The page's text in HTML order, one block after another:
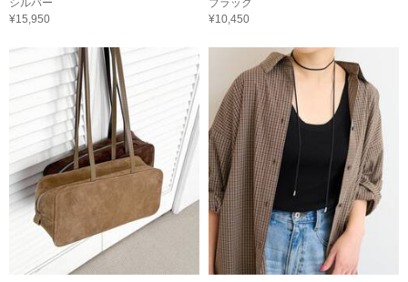
シルバー
¥15,950
ブラック
¥10,450